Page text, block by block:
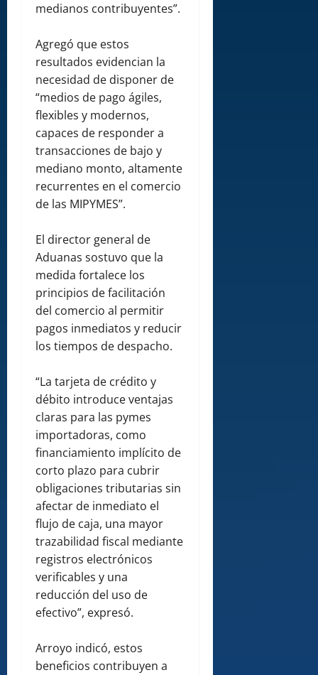
medianos contribuyentes”.
Agregó que estos
resultados evidencian la
necesidad de disponer de
“medios de pago ágiles,
flexibles y modernos,
capaces de responder a
transacciones de bajo y
mediano monto, altamente
recurrentes en el comercio
de las MIPYMES”.
El director general de
Aduanas sostuvo que la
medida fortalece los
principios de facilitación
del comercio al permitir
pagos inmediatos y reducir
los tiempos de despacho.
“La tarjeta de crédito y
débito introduce ventajas
claras para las pymes
importadoras, como
financiamiento implícito de
corto plazo para cubrir
obligaciones tributarias sin
afectar de inmediato el
flujo de caja, una mayor
trazabilidad fiscal mediante
registros electrónicos
verificables y una
reducción del uso de
efectivo”, expresó.
Arroyo indicó, estos
beneficios contribuyen a